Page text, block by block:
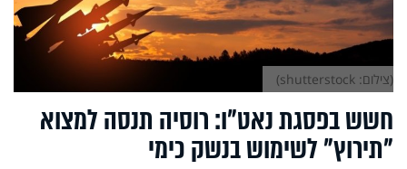
חשש בפסגת נאט"ו: רוסיה תנסה למצוא
"תירוץ" לשימוש בנשק כימי
(צילום: shutterstock)